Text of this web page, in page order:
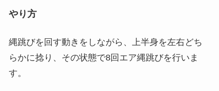
やり方
縄跳びを回す動きをしながら、上半身を左右どち
らかに捻り、その状態で8回エア縄跳びを行いま
す。